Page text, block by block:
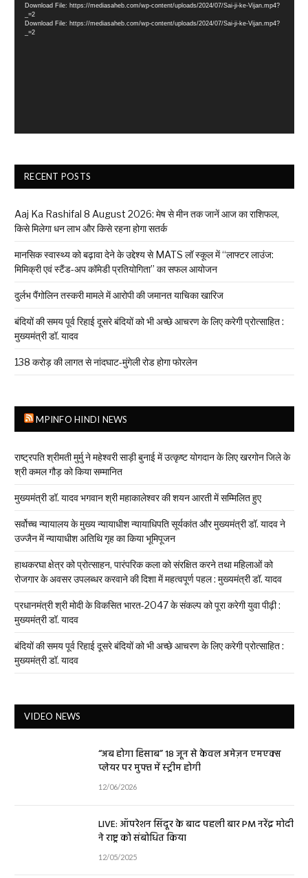
Download File: https://mediasaheb.com/wp-content/uploads/2024/07/Sai-ji-ke-Vijan.mp4?
_=2
Download File: https://mediasaheb.com/wp-content/uploads/2024/07/Sai-ji-ke-Vijan.mp4?
_=2
RECENT POSTS
Aaj Ka Rashifal 8 August 2026: मेष से मीन तक जानें आज का राशिफल,
किसे मिलेगा धन लाभ और किसे रहना होगा सतर्क
मानसिक स्वास्थ्य को बढ़ावा देने के उद्देश्य से MATS लॉ स्कूल में “लाफ्टर लाउंज:
मिमिक्री एवं स्टैंड-अप कॉमेडी प्रतियोगिता” का सफल आयोजन
दुर्लभ पैंगोलिन तस्करी मामले में आरोपी की जमानत याचिका खारिज
बंदियों की समय पूर्व रिहाई दूसरे बंदियों को भी अच्छे आचरण के लिए करेगी प्रोत्साहित :
मुख्यमंत्री डॉ. यादव
138 करोड़ की लागत से नांदघाट-मुंगेली रोड होगा फोरलेन
MPINFO HINDI NEWS
राष्ट्रपति श्रीमती मुर्मु ने महेश्वरी साड़ी बुनाई में उत्कृष्ट योगदान के लिए खरगोन जिले के
श्री कमल गौड़ को किया सम्मानित
मुख्यमंत्री डॉ. यादव भगवान श्री महाकालेश्‍वर की शयन आरती में सम्मिलित हुए
सर्वोच्च न्यायालय के मुख्‍य न्‍यायाधीश न्यायाधिपति सूर्यकांत और मुख्यमंत्री डॉ. यादव ने
उज्जैन में न्यायाधीश अतिथि गृह का किया भूमिपूजन
हाथकरघा क्षेत्र को प्रोत्साहन, पारंपरिक कला को संरक्षित करने तथा महिलाओं को
रोजगार के अवसर उपलब्धर करवाने की दिशा में महत्वपूर्ण पहल : मुख्यमंत्री डॉ. यादव
प्रधानमंत्री श्री मोदी के विकसित भारत-2047 के संकल्प को पूरा करेगी युवा पीढ़ी :
मुख्यमंत्री डॉ. यादव
बंदियों की समय पूर्व रिहाई दूसरे बंदियों को भी अच्छे आचरण के लिए करेगी प्रोत्साहित :
मुख्यमंत्री डॉ. यादव
VIDEO NEWS
“अब होगा हिसाब” 18 जून से केवल अमेज़न एमएक्स
प्लेयर पर मुफ्त में स्ट्रीम होगी
12/06/2026
LIVE: ऑपरेशन सिंदूर के बाद पहली बार PM नरेंद्र मोदी
ने राष्ट्र को संबोधित किया
12/05/2025